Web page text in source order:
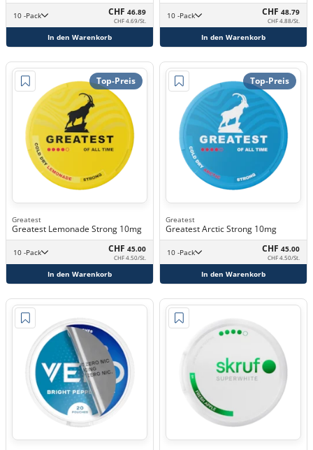
10 -Pack CHF 46.89
CHF 4.69/St.
In den Warenkorb
10 -Pack CHF 48.79
CHF 4.88/St.
In den Warenkorb
Top-Preis
Greatest
Greatest Lemonade Strong 10mg
10 -Pack CHF 45.00
CHF 4.50/St.
In den Warenkorb
Top-Preis
Greatest
Greatest Arctic Strong 10mg
10 -Pack CHF 45.00
CHF 4.50/St.
In den Warenkorb